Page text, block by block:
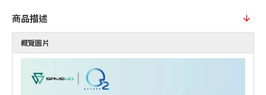
商品描述
概覽圖片